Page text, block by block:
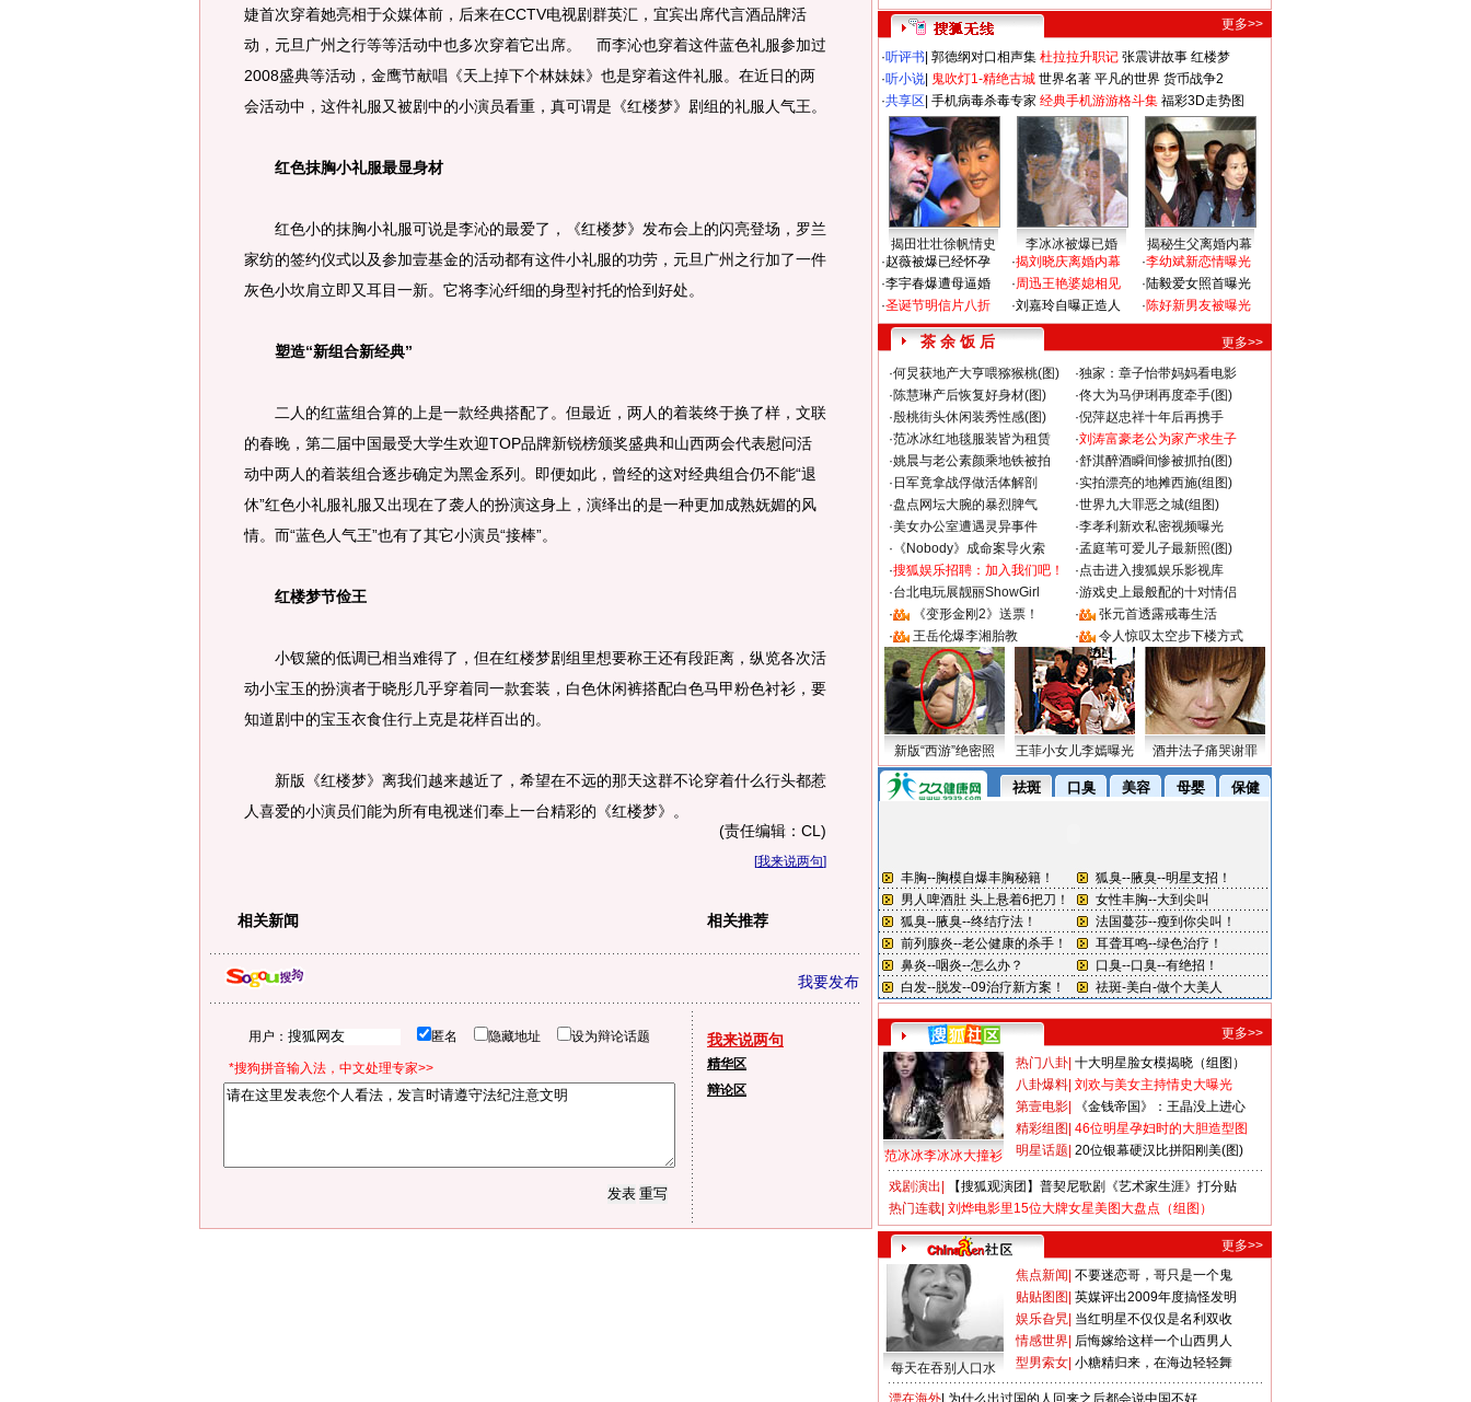
婕首次穿着她亮相于众媒体前，后来在CCTV电视剧群英汇，宜宾出席代言酒品牌活
动，元旦广州之行等等活动中也多次穿着它出席。 而李沁也穿着这件蓝色礼服参加过
2008盛典等活动，金鹰节献唱《天上掉下个林妹妹》也是穿着这件礼服。在近日的两
会活动中，这件礼服又被剧中的小演员看重，真可谓是《红楼梦》剧组的礼服人气王。
红色抹胸小礼服最显身材
红色小的抹胸小礼服可说是李沁的最爱了，《红楼梦》发布会上的闪亮登场，罗兰
家纺的签约仪式以及参加壹基金的活动都有这件小礼服的功劳，元旦广州之行加了一件
灰色小坎肩立即又耳目一新。它将李沁纤细的身型衬托的恰到好处。
塑造“新组合新经典”
二人的红蓝组合算的上是一款经典搭配了。但最近，两人的着装终于换了样，文联
的春晚，第二届中国最受大学生欢迎TOP品牌新锐榜颁奖盛典和山西两会代表慰问活
动中两人的着装组合逐步确定为黑金系列。即便如此，曾经的这对经典组合仍不能“退
休”红色小礼服礼服又出现在了袭人的扮演这身上，演绎出的是一种更加成熟妩媚的风
情。而“蓝色人气王”也有了其它小演员“接棒”。
红楼梦节俭王
小钗黛的低调已相当难得了，但在红楼梦剧组里想要称王还有段距离，纵览各次活
动小宝玉的扮演者于晓彤几乎穿着同一款套装，白色休闲裤搭配白色马甲粉色衬衫，要
知道剧中的宝玉衣食住行上克是花样百出的。
新版《红楼梦》离我们越来越近了，希望在不远的那天这群不论穿着什么行头都惹
人喜爱的小演员们能为所有电视迷们奉上一台精彩的《红楼梦》。
(责任编辑：CL)
[我来说两句]
相关新闻 相关推荐
我要发布
用户： 匿名 隐藏地址 设为辩论话题
*搜狗拼音输入法，中文处理专家>>
我来说两句
精华区
辩论区
更多>>
·听评书 郭德纲对口相声集 杜拉拉升职记 张震讲故事 红楼梦
·听小说 鬼吹灯1-精绝古城 世界名著 平凡的世界 货币战争2
·共享区 手机病毒杀毒专家 经典手机游游格斗集 福彩3D走势图
揭田壮壮徐帆情史 李冰冰被爆已婚
揭秘生父离婚内幕
·赵薇被爆已经怀孕
·李宇春爆遭母逼婚
·圣诞节明信片八折
·揭刘晓庆离婚内幕
·周迅王艳婆媳相见
·刘嘉玲自曝正造人
·李幼斌新恋情曝光
·陆毅爱女照首曝光
·陈好新男友被曝光
茶 余 饭 后
更多>>
·何炅获地产大亨喂猕猴桃(图) ·独家：章子怡带妈妈看电影
·陈慧琳产后恢复好身材(图) ·佟大为马伊琍再度牵手(图)
·殷桃街头休闲装秀性感(图) ·倪萍赵忠祥十年后再携手
·范冰冰红地毯服装皆为租赁 ·刘涛富豪老公为家产求生子
·姚晨与老公素颜乘地铁被拍 ·舒淇醉酒瞬间惨被抓拍(图)
· 日军竟拿战俘做活体解剖 ·实拍漂亮的地摊西施(组图)
·盘点网坛大腕的暴烈脾气 ·世界九大罪恶之城(组图)
·美女办公室遭遇灵异事件 ·李孝利新欢私密视频曝光
· 《Nobody》成命案导火索 ·孟庭苇可爱儿子最新照(图)
·搜狐娱乐招聘：加入我们吧！ ·点击进入搜狐娱乐影视库
·台北电玩展靓丽ShowGirl ·游戏史上最般配的十对情侣
·
《变形金刚2》送票！ ·
张元首透露戒毒生活
·
王岳伦爆李湘胎教 · 令人惊叹太空步下楼方式
新版“西游”绝密照 王菲小女儿李嫣曝光 酒井法子痛哭谢罪
更多>>
范冰冰李冰冰大撞衫
热门八卦 十大明星脸女模揭晓（组图）
八卦爆料 刘欢与美女主持情史大曝光
第壹电影
《金钱帝国》：王晶没上进心
精彩组图 46位明星孕妇时的大胆造型图
明星话题 20位银幕硬汉比拼阳刚美(图)
戏剧演出
【搜狐观演团】普契尼歌剧《艺术家生涯》打分贴
热门连载 刘烨电影里15位大牌女星美图大盘点（组图）
更多>>
每天在吞别人口水
焦点新闻 不要迷恋哥，哥只是一个鬼
贴贴图图 英媒评出2009年度搞怪发明
娱乐旮旯 当红明星不仅仅是名利双收
情感世界 后悔嫁给这样一个山西男人
型男索女 小糖精归来，在海边轻轻舞
漂在海外 为什么出过国的人回来之后都会说中国不好